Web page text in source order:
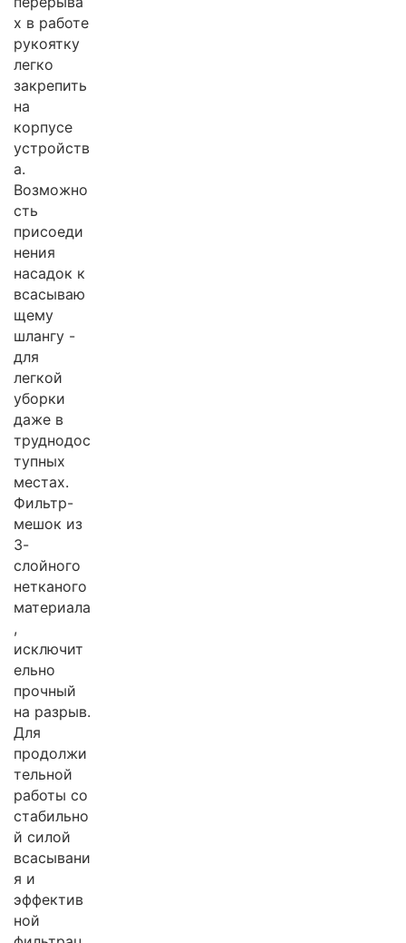
х в работе
рукоятку
легко
закрепить
на
корпусе
устройств
а.
Возможно
сть
присоеди
нения
насадок к
всасываю
щему
шлангу -
для
легкой
уборки
даже в
труднодос
тупных
местах.
Фильтр-
мешок из
3-
слойного
нетканого
материала
,
исключит
ельно
прочный
на разрыв.
Для
продолжи
тельной
работы со
стабильно
й силой
всасывани
я и
эффектив
ной